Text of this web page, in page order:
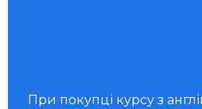
При покупці курсу з